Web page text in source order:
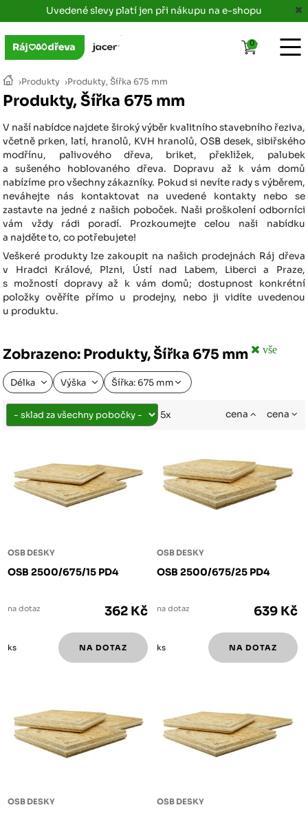
Uvedené slevy platí jen při nákupu na e-shopu
›Produkty ›Produkty, Šířka 675 mm
Produkty, Šířka 675 mm
V naší nabídce najdete široký výběr kvalitního stavebního řeziva,
včetně prken, latí, hranolů, KVH hranolů, OSB desek, sibiřského
modřínu, palivového dřeva, briket, překližek, palubek
a sušeného hoblovaného dřeva. Dopravu až k vám domů
nabízíme pro všechny zákazníky. Pokud si nevíte rady s výběrem,
neváhejte nás kontaktovat na uvedené kontakty nebo se
zastavte na jedné z našich poboček. Naši proškolení odborníci
vám vždy rádi poradí. Prozkoumejte celou naši nabídku
a najděte to, co potřebujete!
Veškeré produkty lze zakoupit na našich prodejnách Ráj dřeva
v Hradci Králové, Plzni, Ústí nad Labem, Liberci a Praze,
s možností dopravy až k vám domů; dostupnost konkrétní
položky ověříte přímo u prodejny, nebo ji vidíte uvedenou
u produktu.
Zobrazeno: Produkty, Šířka 675 mm vše
Délka Výška Šířka: 675 mm
5x cena cena
OSB DESKY
OSB 2500/675/15 PD4
na dotaz 362 Kč
ks
OSB DESKY
OSB 2500/675/25 PD4
na dotaz 639 Kč
ks
OSB DESKY OSB DESKY
0